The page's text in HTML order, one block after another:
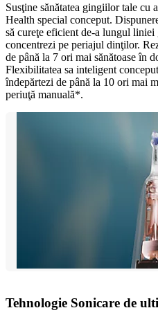
Susţine sănătatea gingiilor tale cu
Health special conceput.
să cureţe eficient de-a lungul
concentrezi pe periajul dinţilor.
de până la 7 ori mai sănătoase în
Flexibilitatea sa inteligent
îndepărtezi de până la 10 ori mai
periuţă manuală*.
Tehnologie Sonicare de